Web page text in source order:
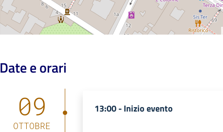
Date e orari
09
OTTOBRE
13:00 -Inizio evento